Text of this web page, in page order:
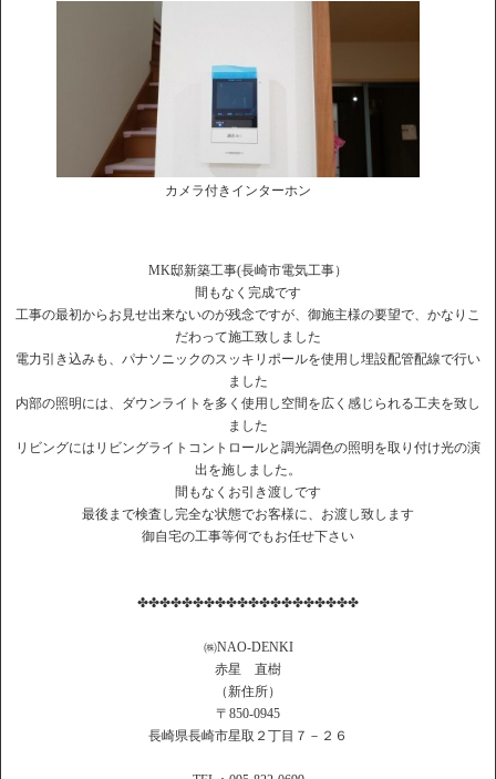
カメラ付きインターホン
MK邸新築工事(長崎市電気工事）
間もなく完成です
工事の最初からお見せ出来ないのが残念ですが、御施主様の要望で、かなりこ
だわって施工致しました
電力引き込みも、パナソニックのスッキリポールを使用し埋設配管配線で行い
ました
内部の照明には、ダウンライトを多く使用し空間を広く感じられる工夫を致し
ました
リビングにはリビングライトコントロールと調光調色の照明を取り付け光の演
出を施しました。
間もなくお引き渡しです
最後まで検査し完全な状態でお客様に、お渡し致します
御自宅の工事等何でもお任せ下さい
✤✤✤✤✤✤✤✤✤✤✤✤✤✤✤✤✤✤✤✤
㈱NAO-DENKI
赤星 直樹
（新住所）
〒850-0945
長崎県長崎市星取２丁目７－２６